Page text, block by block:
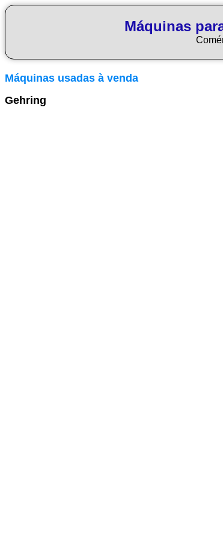
Máquinas
Máquinas usadas à venda
Gehring